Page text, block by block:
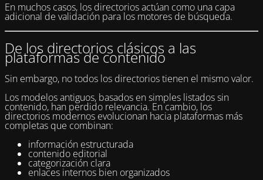
En muchos casos, los directorios actúan como una capa
adicional de validación para los motores de búsqueda.
De los directorios clásicos a las
plataformas de contenido
Sin embargo, no todos los directorios tienen el mismo valor.
Los modelos antiguos, basados en simples listados sin
contenido, han perdido relevancia. En cambio, los
directorios modernos evolucionan hacia plataformas más
completas que combinan:
información estructurada
contenido editorial
categorización clara
enlaces internos bien organizados